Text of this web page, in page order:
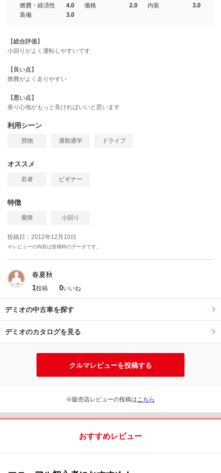
燃費・経済性
4.0 価格 2.0 内装
3.0
装備
3.0
【総合評価】
小回りがよく運転しやすいです
【良い点】
燃費がよく走りやすい
【悪い点】
座り心地がもっと良ければいいと思います
利用シーン
買物 通勤通学 ドライブ
オススメ
若者 ビギナー
特徴
乗降 小回り
投稿日：2012年12月10日
※レビューの内容は投稿時のデータです。
春夏秋
1投稿 0いいね
デミオの中古車を探す
デミオのカタログを見る
クルマレビューを投稿する
※販売店レビューの投稿は こちら
おすすめレビュー